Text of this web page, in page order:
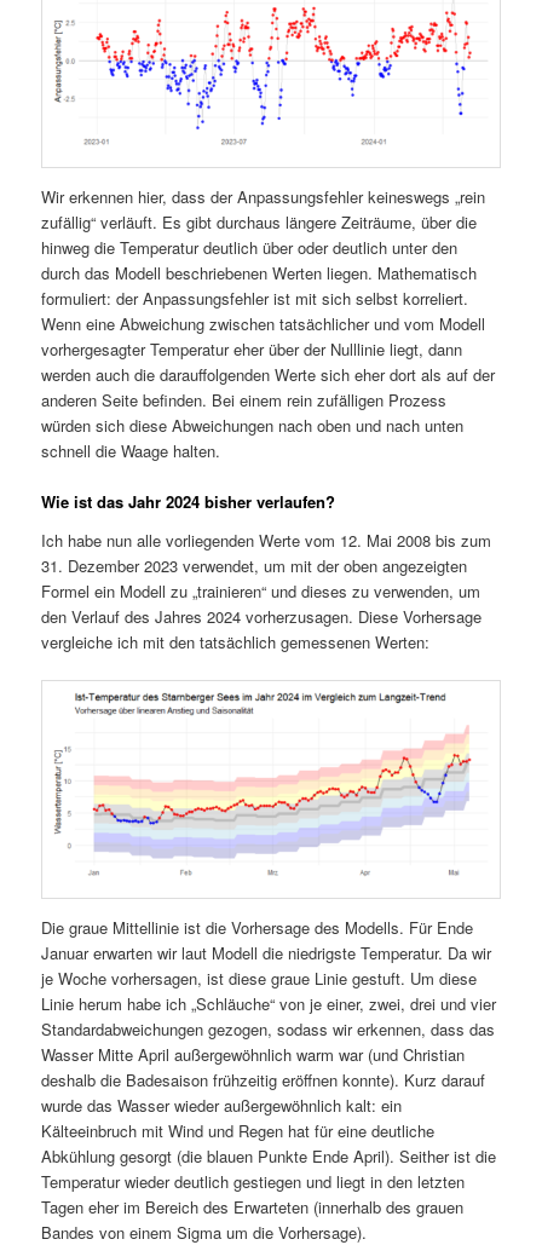
Wir erkennen hier, dass der Anpassungsfehler keineswegs „rein
zufällig“ verläuft. Es gibt durchaus längere Zeiträume, über die
hinweg die Temperatur deutlich über oder deutlich unter den
durch das Modell beschriebenen Werten liegen. Mathematisch
formuliert: der Anpassungsfehler ist mit sich selbst korreliert.
Wenn eine Abweichung zwischen tatsächlicher und vom Modell
vorhergesagter Temperatur eher über der Nulllinie liegt, dann
werden auch die darauffolgenden Werte sich eher dort als auf der
anderen Seite befinden. Bei einem rein zufälligen Prozess
würden sich diese Abweichungen nach oben und nach unten
schnell die Waage halten.
Wie ist das Jahr 2024 bisher verlaufen?
Ich habe nun alle vorliegenden Werte vom 12. Mai 2008 bis zum
31. Dezember 2023 verwendet, um mit der oben angezeigten
Formel ein Modell zu „trainieren“ und dieses zu verwenden, um
den Verlauf des Jahres 2024 vorherzusagen. Diese Vorhersage
vergleiche ich mit den tatsächlich gemessenen Werten:
Die graue Mittellinie ist die Vorhersage des Modells. Für Ende
Januar erwarten wir laut Modell die niedrigste Temperatur. Da wir
je Woche vorhersagen, ist diese graue Linie gestuft. Um diese
Linie herum habe ich „Schläuche“ von je einer, zwei, drei und vier
Standardabweichungen gezogen, sodass wir erkennen, dass das
Wasser Mitte April außergewöhnlich warm war (und Christian
deshalb die Badesaison frühzeitig eröffnen konnte). Kurz darauf
wurde das Wasser wieder außergewöhnlich kalt: ein
Kälteeinbruch mit Wind und Regen hat für eine deutliche
Abkühlung gesorgt (die blauen Punkte Ende April). Seither ist die
Temperatur wieder deutlich gestiegen und liegt in den letzten
Tagen eher im Bereich des Erwarteten (innerhalb des grauen
Bandes von einem Sigma um die Vorhersage).